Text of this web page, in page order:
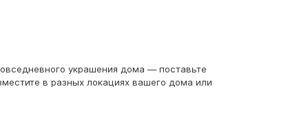
украшения дома — поставьте
в разных локациях вашего дома или